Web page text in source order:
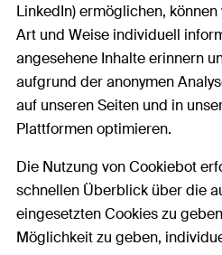
LinkedIn) ermöglichen,
Art und Weise individuell
angesehene Inhalte erinnern
aufgrund der anonymen
auf unseren Seiten und in
Plattformen optimieren.
Die Nutzung von Cookiebot
schnellen Überblick über die
eingesetzten Cookies zu
Möglichkeit zu geben,